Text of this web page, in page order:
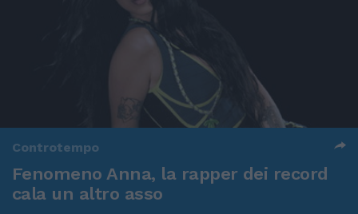
Controtempo
Fenomeno Anna, la rapper dei record
cala un altro asso